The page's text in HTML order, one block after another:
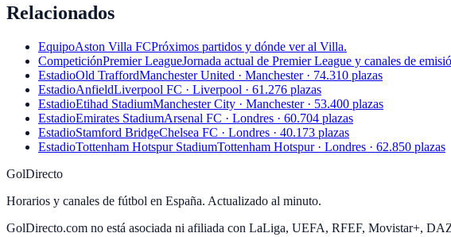
Relacionados
EquipoAston Villa FCPróximos partidos y dónde ver al Villa.
CompeticiónPremier LeagueJornada actual de Premier League y canales de
EstadioOld TraffordManchester United · Manchester · 74.310 plazas
EstadioAnfieldLiverpool FC · Liverpool · 61.276 plazas
EstadioEtihad StadiumManchester City · Manchester · 53.400 plazas
EstadioEmirates StadiumArsenal FC · Londres · 60.704 plazas
EstadioStamford BridgeChelsea FC · Londres · 40.173 plazas
EstadioTottenham Hotspur StadiumTottenham Hotspur · Londres · 62.850 plazas
GolDirecto
Horarios y canales de fútbol en España. Actualizado al minuto.
GolDirecto.com no está asociada ni afiliada con LaLiga, UEFA, RFEF, Movistar+,